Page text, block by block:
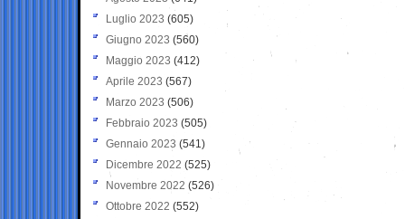
Luglio 2023 (605)
Giugno 2023 (560)
Maggio 2023 (412)
Aprile 2023 (567)
Marzo 2023 (506)
Febbraio 2023 (505)
Gennaio 2023 (541)
Dicembre 2022 (525)
Novembre 2022 (526)
Ottobre 2022 (552)